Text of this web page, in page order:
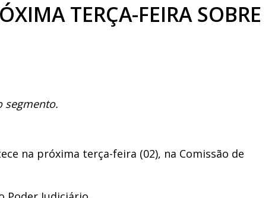
TERÇA-FEIRA SOBRE
segmento.
na próxima terça-feira (02), na Comissão de